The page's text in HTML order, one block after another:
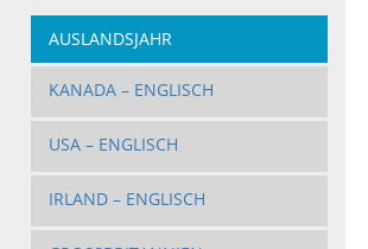
AUSLANDSJAHR
KANADA – ENGLISCH
USA – ENGLISCH
IRLAND – ENGLISCH